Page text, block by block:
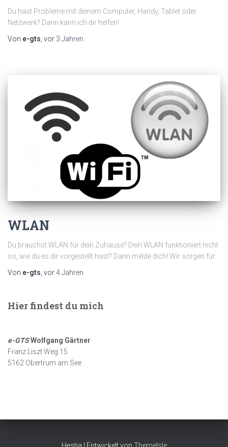
Du hast Probleme mit deinem Computer, Handy, Tablet oder
Netzwerk? Dann kann ich dir helfen!
Von e-gts , vor 3 Jahren
WLAN
Du brauchst WLAN für dein Zuhause? Dein WLAN funktioniert nicht
so, wie du es dir vorgestellt hast? Dann melde dich! Wir sorgen für
Von e-gts, vor4 Jahren
Hier findest du mich
e-GTSWolfgang Gärtner
Franz Liszt Weg 15
5162 Obertrum am See